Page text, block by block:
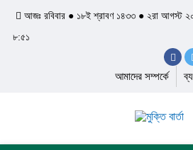
আজঃ রবিবার ● ১৮ই শ্রাবণ ১৪৩৩ ● ২রা আগস্ট
৮:৫১
আমাদের সম্পর্কে